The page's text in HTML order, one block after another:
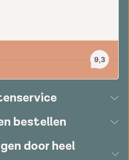
bestellen
door heel